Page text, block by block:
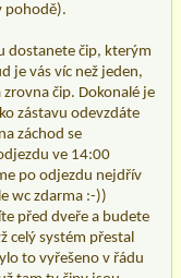
pohodě).
dostanete čip, kterým
je vás víc než jeden,
čip. Dokonalé je
zástavu odevzdáte
záchod se
ve 14:00
po odjezdu nejdřív
wc zdarma :-))
před dveře a budete
celý systém přestal
to vyřešeno v řádu